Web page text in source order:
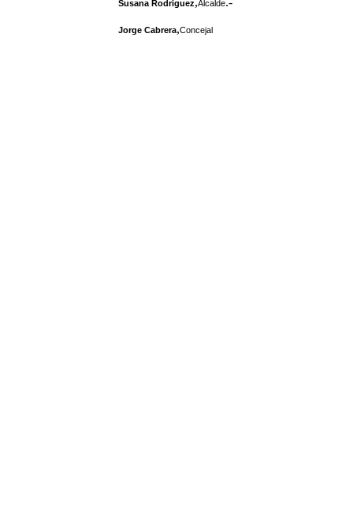
Susana Rodriguez Alcalde
Jorge Cabrera,Concejal